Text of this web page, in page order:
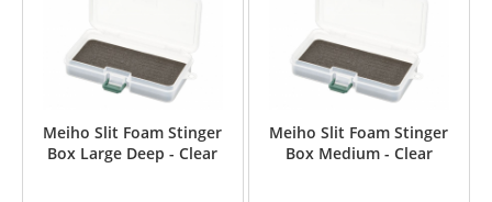
Meiho Slit Foam Stinger
Box Large Deep - Clear
Meiho Slit Foam Stinger
Box Medium - Clear